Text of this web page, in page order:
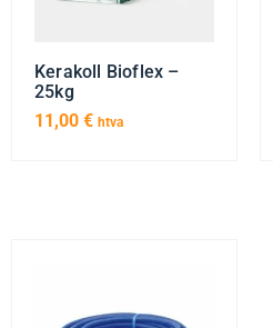
Kerakoll Bioflex –
25kg
11,00 € htva